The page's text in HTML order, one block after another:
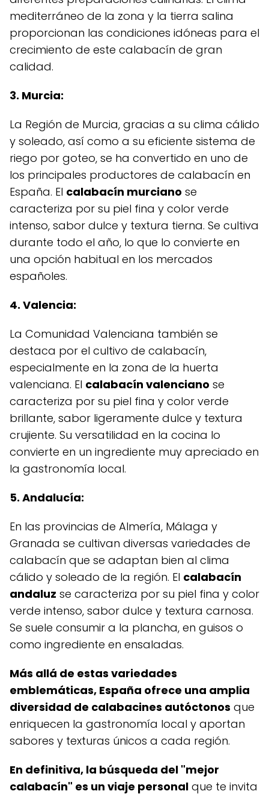
mediterráneo de la zona y la tierra salina
proporcionan las condiciones idóneas para el
crecimiento de este calabacín de gran
calidad.
3. Murcia:
La Región de Murcia, gracias a su clima cálido
y soleado, así como a su eficiente sistema de
riego por goteo, se ha convertido en uno de
los principales productores de calabacín en
España. El calabacín murciano se
caracteriza por su piel fina y color verde
intenso, sabor dulce y textura tierna. Se cultiva
durante todo el año, lo que lo convierte en
una opción habitual en los mercados
españoles.
4. Valencia:
La Comunidad Valenciana también se
destaca por el cultivo de calabacín,
especialmente en la zona de la huerta
valenciana. El calabacín valenciano se
caracteriza por su piel fina y color verde
brillante, sabor ligeramente dulce y textura
crujiente. Su versatilidad en la cocina lo
convierte en un ingrediente muy apreciado en
la gastronomía local.
5. Andalucía:
En las provincias de Almería, Málaga y
Granada se cultivan diversas variedades de
calabacín que se adaptan bien al clima
cálido y soleado de la región. El calabacín
andaluz se caracteriza por su piel fina y color
verde intenso, sabor dulce y textura carnosa.
Se suele consumir a la plancha, en guisos o
como ingrediente en ensaladas.
Más allá de estas variedades
emblemáticas, España ofrece una amplia
diversidad de calabacines autóctonos que
enriquecen la gastronomía local y aportan
sabores y texturas únicos a cada región.
En definitiva, la búsqueda del "mejor
calabacín" es un viaje personal que te invita